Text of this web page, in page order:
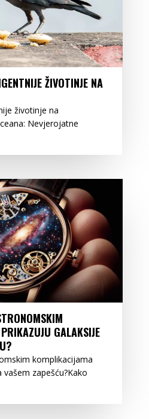
ŽIVOTINJE NA
životinje na
Nevjerojatne
GALAKSIJE
komplikacijama
zapešću?Kako